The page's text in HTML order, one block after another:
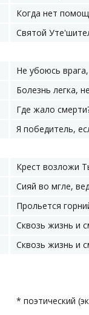
Когда нет
Святой
Не убоюсь
Болезнь легка,
Где жало
Я победитель,
Крест возложи
Сияй во мгле,
Прольется
Сквозь жизнь и
Сквозь жизнь и
* поэтический